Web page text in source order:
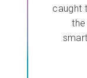
caught